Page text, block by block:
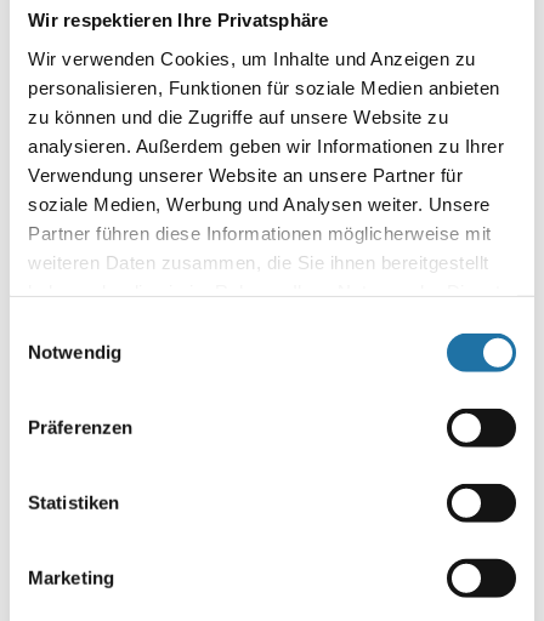
Wir respektieren Ihre Privatsphäre
Wir verwenden Cookies, um Inhalte und Anzeigen zu
personalisieren, Funktionen für soziale Medien anbieten
zu können und die Zugriffe auf unsere Website zu
analysieren. Außerdem geben wir Informationen zu Ihrer
Verwendung unserer Website an unsere Partner für
soziale Medien, Werbung und Analysen weiter. Unsere
Partner führen diese Informationen möglicherweise mit
weiteren Daten zusammen, die Sie ihnen bereitgestellt
unsererDatenschutzerklärung
Notwendig
Präferenzen
Statistiken
Marketing
Autor:
Robert Kanduth
Deine E-Mail-Adresse wird nicht veröffentlicht.
Erforderliche
Felder sind mit
Kommentar